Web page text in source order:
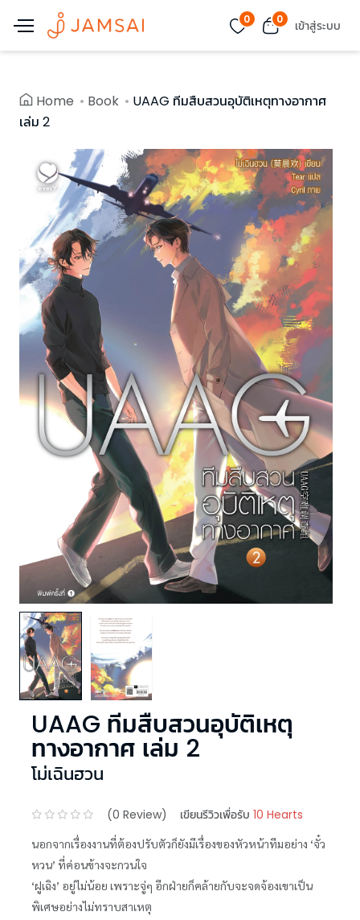
0 0 เข้าสู่ระบบ
Home Book
UAAG ทีมสืบสวนอุบัติเหตุทางอากาศ
เล่ม 2
UAAG ทีมสืบสวนอุบัติเหตุ
ทางอากาศ เล่ม 2
โม่เฉินฮวน
(0 Review) เขียนรีวิวเพื่อรับ 10 Hearts
นอกจากเรื่องงานที่ต้องปรับตัวก็ยังมีเรื่องของหัวหน้าทีมอย่าง ‘จั๋ว
หวน’ ที่ค่อนข้างจะกวนใจ
‘ฝูเฉิง’ อยู่ไม่น้อย เพราะจู่ๆ อีกฝ่ายก็คล้ายกับจะจดจ้องเขาเป็น
พิเศษอย่างไม่ทราบสาเหตุ